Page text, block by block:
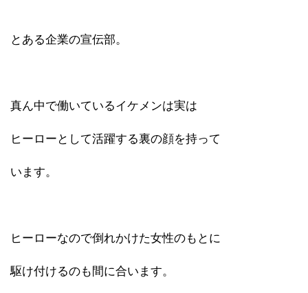
とある企業の宣伝部。
真ん中で働いているイケメンは実は
ヒーローとして活躍する裏の顔を持って
います。
ヒーローなので倒れかけた女性のもとに
駆け付けるのも間に合います。